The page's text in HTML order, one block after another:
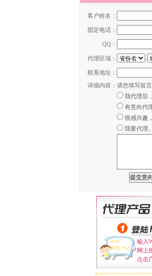
客户姓名：
固定电话：
QQ：
代理区域： -
联系地址：
详细内容： 请您填写留
我代理后
有意向代
很感兴趣
我要代理。
输入
网上
点击